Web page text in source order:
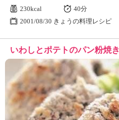
230kcal
40分
2001/08/30 きょうの料理レシピ
いわしとポテトのパン粉焼き